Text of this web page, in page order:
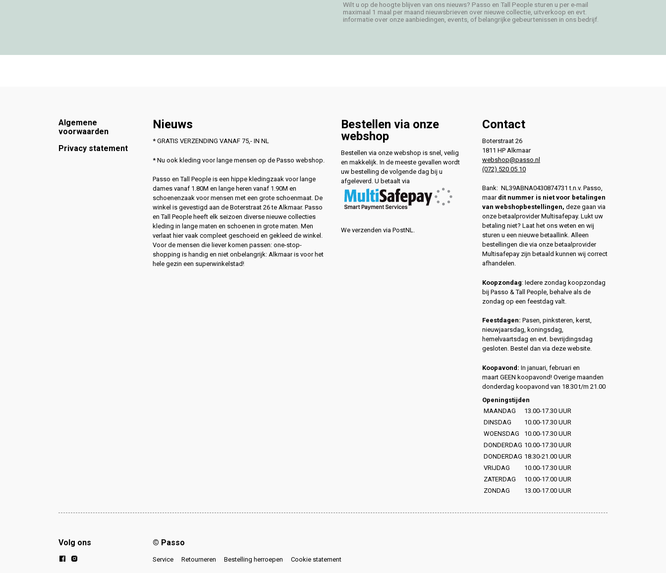
Wilt u op de hoogte blijven van ons nieuws? Passo en Tall People sturen u per e-mail
maximaal 1 maal per maand nieuwsbrieven over nieuwe collectie, uitverkoop en evt.
informatie over onze aanbiedingen, events, of belangrijke gebeurtenissen in ons bedrijf.
Footer
Algemene
voorwaarden
Privacy statement
Nieuws
* GRATIS VERZENDING VANAF 75,- IN NL
* Nu ook kleding voor lange mensen op de Passo webshop.
Passo en Tall People is een hippe kledingzaak voor lange
dames vanaf 1.80M en lange heren vanaf 1.90M en
schoenenzaak voor mensen met een grote schoenmaat. De
winkel is gevestigd aan de Boterstraat 26 te Alkmaar. Passo
en Tall People heeft elk seizoen diverse nieuwe collecties
kleding in lange maten en schoenen in grote maten. Men
verlaat hier vaak compleet geschoeid en gekleed de winkel.
Voor de mensen die liever komen passen: one-stop-
shopping is handig en niet onbelangrijk: Alkmaar is voor het
hele gezin een superwinkelstad!
Bestellen via onze
webshop
Bestellen via onze webshop is snel, veilig
en makkelijk. In de meeste gevallen wordt
uw bestelling de volgende dag bij u
afgeleverd. U betaalt via
We verzenden via PostNL.
Contact
Boterstraat 26
1811 HP Alkmaar
webshop@passo.nl
(072) 520 05 10
Bank: NL39ABNA0430874731 t.n.v. Passo,
maardit nummer is niet voor betalingen
van webshopbestellingen, deze gaan via
onze betaalprovider Multisafepay. Lukt uw
betaling niet? Laat het ons weten en wij
sturen u een nieuwe betaallink. Alleen
bestellingen die via onze betaalprovider
Multisafepay zijn betaald kunnen wij correct
afhandelen.
Koopzondag: Iedere zondag koopzondag
bij Passo & Tall People, behalve als de
zondag op een feestdag valt.
Feestdagen: Pasen, pinksteren, kerst,
nieuwjaarsdag, koningsdag,
hemelvaartsdag en evt. bevrijdingsdag
gesloten. Bestel dan via deze website.
Koopavond: In januari, februari en
maart GEEN koopavond! Overige maanden
donderdag koopavond van 18.30 t/m 21.00
Openingstijden
MAANDAG
13.00-17.30 UUR
DINSDAG
10.00-17.30 UUR
WOENSDAG
10.00-17.30 UUR
DONDERDAG 10.00-17.30 UUR
DONDERDAG 18.30-21.00 UUR
VRIJDAG
10.00-17.30 UUR
ZATERDAG
10.00-17.00 UUR
ZONDAG
13.00-17.00 UUR
Volg ons © Passo
Service Retourneren Bestelling herroepen Cookie statement